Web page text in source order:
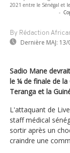
2021 entre le Sénégal et
-
By Rédaction
Dernière MAJ: 13/
Sadio Mane
le ¼ de finale de la
Teranga et la
L'attaquant de
staff médical
sortir après un
craindre une